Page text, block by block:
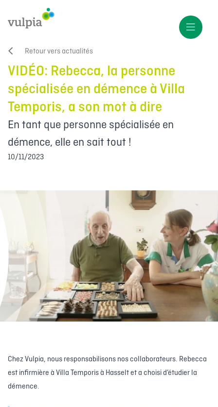
Retour vers actualités
VIDÉO: Rebecca, la personne
spécialisée en démence à Villa
Temporis, a son mot à dire
En tant que personne spécialisée en
démence, elle en sait tout !
10/11/2023
Chez Vulpia, nous responsabilisons nos collaborateurs. Rebecca
est infirmière à Villa Temporis à Hasselt et a choisi d’étudier la
démence.